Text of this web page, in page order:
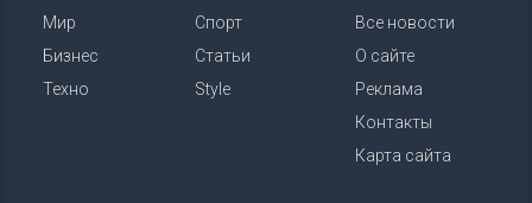
Мир
Бизнес
Техно
Спорт
Статьи
Style
Все новости
О сайте
Реклама
Контакты
Карта сайта